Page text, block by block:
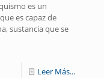
es un
es capaz de
sustancia que se
Leer Más...